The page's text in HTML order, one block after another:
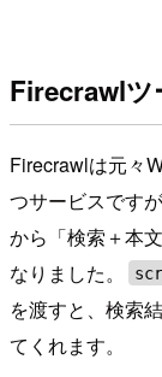
Firecrawlツ
Firecrawlは元々
つサービスですが
から「検索＋本
なりました。
を渡すと、検索
てくれます。